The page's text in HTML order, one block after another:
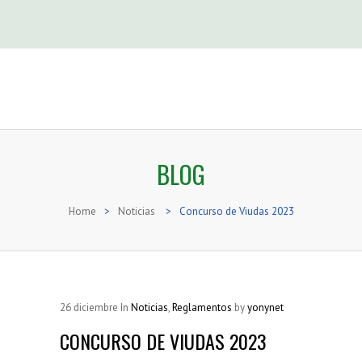
BLOG
Home > Noticias > Concurso de Viudas 2023
26 diciembre In Noticias,Reglamentos byyonynet
CONCURSO DE VIUDAS 2023